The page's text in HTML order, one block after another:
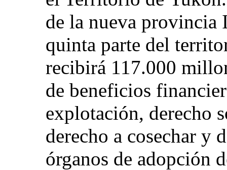
de la nueva provincia
quinta parte del
recibirá 117.000
de beneficios
explotación, derecho
derecho a cosechar y
órganos de adopción